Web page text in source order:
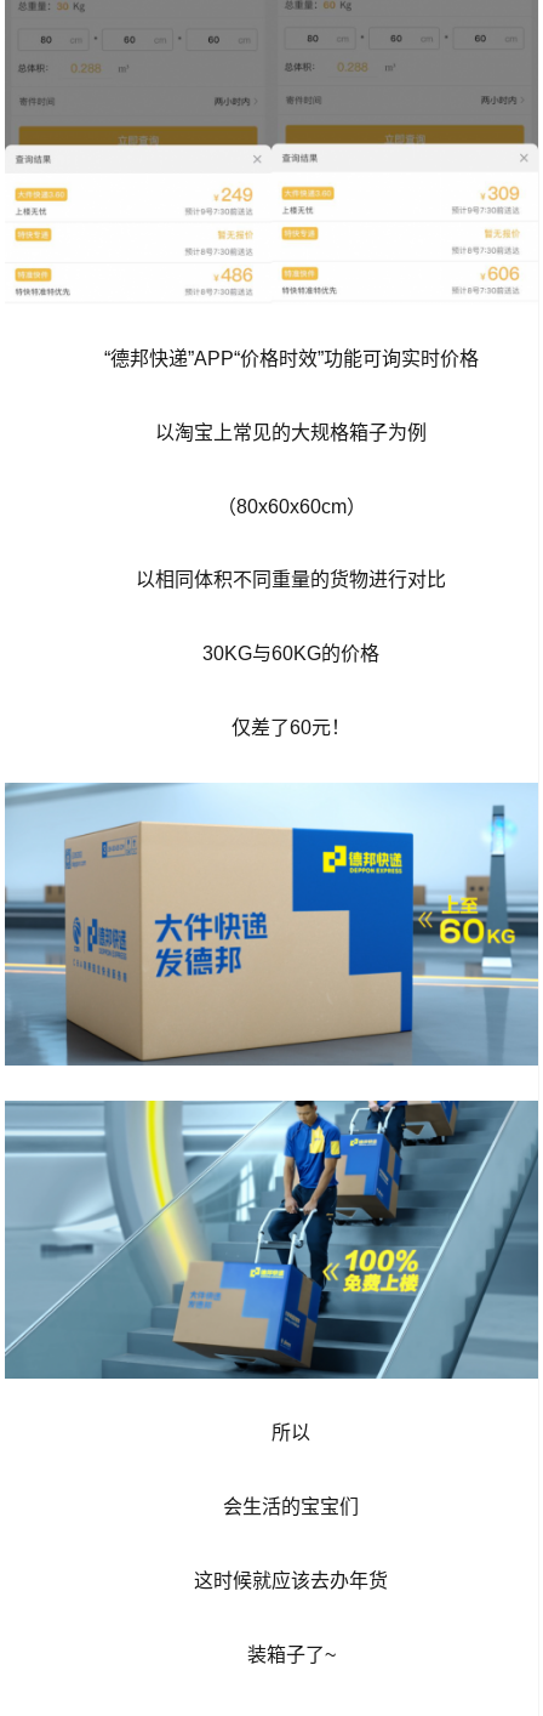
“德邦快递”APP“价格时效”功能可询实时价格
以淘宝上常见的大规格箱子为例
（80x60x60cm）
以相同体积不同重量的货物进行对比
30KG与60KG的价格
仅差了60元！
所以
会生活的宝宝们
这时候就应该去办年货
装箱子了~